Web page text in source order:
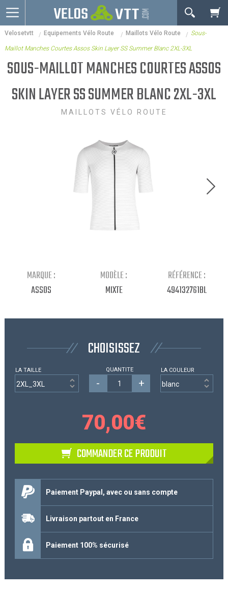
OK
Connexion / inscription
VTT
Vélos electriques
Vélos urbains & Fitness
Votre Panier Est Désert
Votre panier est là pour vous servir. Donnez-lui un
liste de vos produits et où se reflète le prix le plus
Velosetvtt Equipements Vélo Route Maillots Vélo Route Sous-
Maillot Manches Courtes Assos Skin Layer SS Summer Blanc 2XL-3XL
SOUS-MAILLOT MANCHES COURTES ASSOS
SKIN LAYER SS SUMMER BLANC 2XL-3XL
MAILLOTS VÉLO ROUTE
MARQUE :
ASSOS
MODÈLE :
MIXTE
RÉFÉRENCE :
494132761BL
CHOISISSEZ
LA TAILLE QUANTITE
- +
LA COULEUR
70,00€
COMMANDER CE PRODUIT
Paiement Paypal, avec ou sans compte
Livraison partout en France
Paiement 100% sécurisé